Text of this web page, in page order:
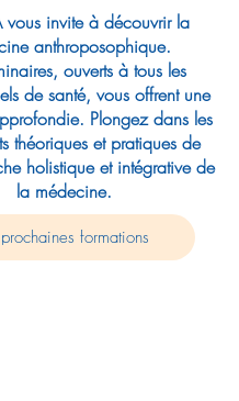
vous invite à découvrir la
anthroposophique.
ouverts à tous les
de santé, vous offrent une
Plongez dans les
théoriques et pratiques de
holistique et intégrative de
la médecine.
formations